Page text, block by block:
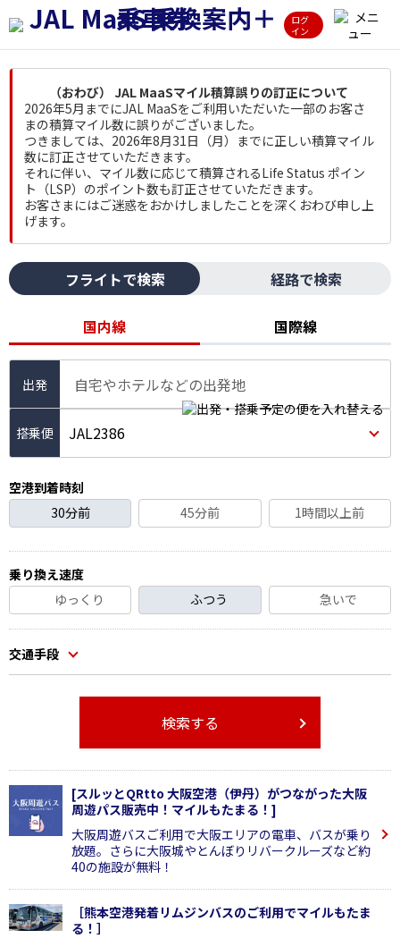
ログ
イン
（おわび） JAL MaaSマイル積算誤りの訂正について
2026年5月までにJAL MaaSをご利用いただいた一部のお客さ
まの積算マイル数に誤りがございました。
つきましては、2026年8月31日（月）までに正しい積算マイル
数に訂正させていただきます。
それに伴い、マイル数に応じて積算されるLife Status ポイン
ト（LSP）のポイント数も訂正させていただきます。
お客さまにはご迷惑をおかけしましたことを深くおわび申し上
げます。
フライトで検索 経路で検索
国内線 国際線
出発 自宅やホテルなどの出発地
JAL2386
空港到着時刻
30分前
45分前 1時間以上前
乗り換え速度
ゆっくり
ふつう 急いで
交通手段
検索する
[スルッとQRtto 大阪空港（伊丹）がつながった大阪
周遊パス販売中！マイルもたまる！]
大阪周遊バスご利用で大阪エリアの電車、バスが乗り
放題。さらに大阪城やとんぼりリバークルーズなど約
40の施設が無料！
［熊本空港発着リムジンバスのご利用でマイルもたま
る！］